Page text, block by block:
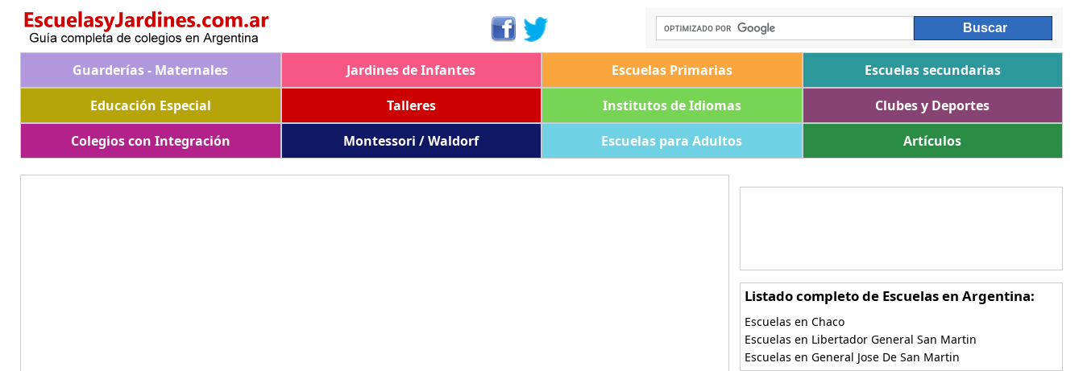
Guarderías - Maternales Jardines de Infantes Escuelas Primarias
Escuelas secundarias
Educación Especial
Talleres Institutos de Idiomas
Clubes y Deportes
Colegios con Integración
Montessori / Waldorf Escuelas para Adultos Artículos
Listado completo de Escuelas en Argentina:
Escuelas en Chaco
Escuelas en Libertador General San Martin
Escuelas en General Jose De San Martin